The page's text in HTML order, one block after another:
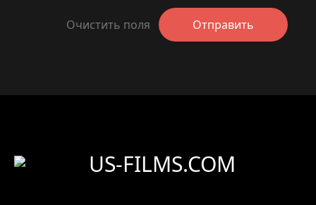
Очистить поля Отправить
US-FILMS.COM